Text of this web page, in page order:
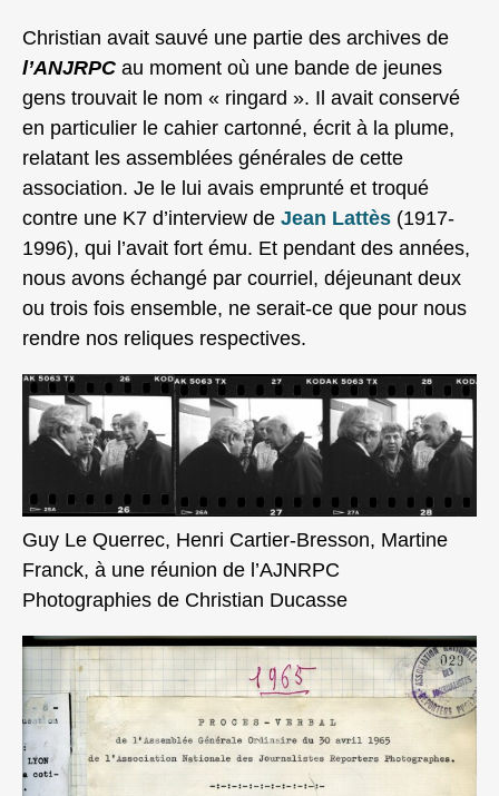
Christian avait sauvé une partie des archives de
l’ANJRPC au moment où une bande de jeunes
gens trouvait le nom « ringard ». Il avait conservé
en particulier le cahier cartonné, écrit à la plume,
relatant les assemblées générales de cette
association. Je le lui avais emprunté et troqué
contre une K7 d’interview de Jean Lattès (1917-
1996), qui l’avait fort ému. Et pendant des années,
nous avons échangé par courriel, déjeunant deux
ou trois fois ensemble, ne serait‑ce que pour nous
rendre nos reliques respectives.
Guy Le Querrec, Henri Cartier-Bresson, Martine
Franck, à une réunion de l’AJNRPC
Photographies de Christian Ducasse